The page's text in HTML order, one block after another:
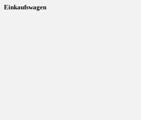
Einkaufswagen